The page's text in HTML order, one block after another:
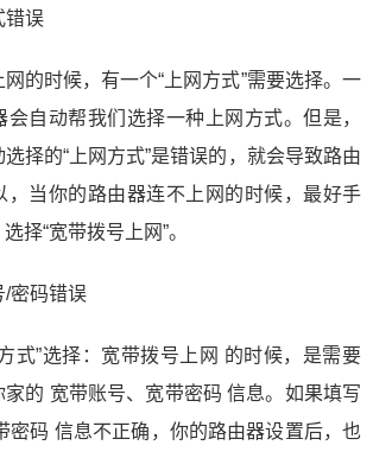
错误
的时候，有一个“上网方式”需要选择。一
自动帮我们选择一种上网方式。但是，
择的“上网方式”是错误的，就会导致路由
，当你的路由器连不上网的时候，最好手
择“宽带拨号上网”。
/密码错误
式”选择：宽带拨号上网 的时候，是需要
的 宽带账号、宽带密码 信息。如果填写
密码 信息不正确，你的路由器设置后，也